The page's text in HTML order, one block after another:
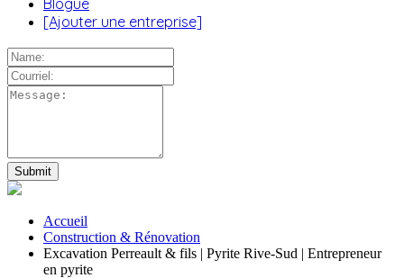
Blogue
[Ajouter une entreprise]
Accueil
Construction & Rénovation
Excavation Perreault & fils | Pyrite Rive-Sud | Entrepreneur
en pyrite